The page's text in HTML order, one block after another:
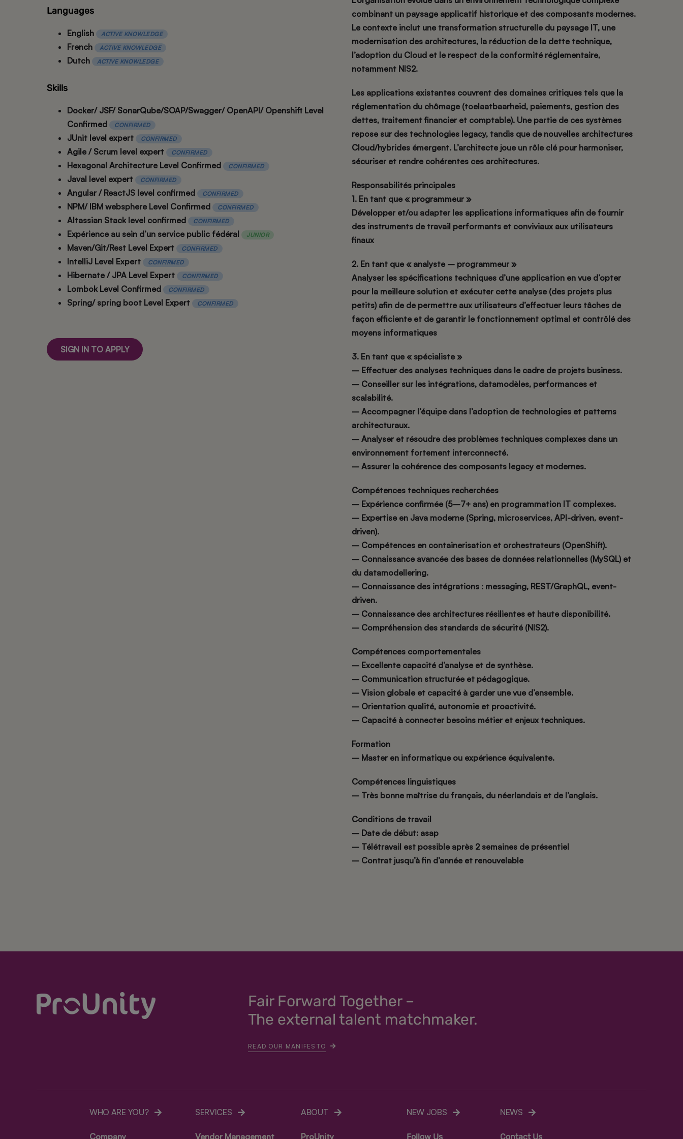
Languages
English ACTIVE KNOWLEDGE
French ACTIVE KNOWLEDGE
Dutch ACTIVE KNOWLEDGE
Skills
Docker/ JSF/ SonarQube/SOAP/Swagger/ OpenAPI/ Openshift Level
Confirmed
CONFIRMED
JUnit level expert CONFIRMED
Agile / Scrum level expert CONFIRMED
Hexagonal Architecture Level Confirmed CONFIRMED
Javal level expert CONFIRMED
Angular / ReactJS level confirmed CONFIRMED
NPM/ IBM websphere Level Confirmed CONFIRMED
Altassian Stack level confirmed CONFIRMED
Expérience au sein d’un service public fédéral JUNIOR
Maven/Git/Rest Level Expert CONFIRMED
IntelliJ Level Expert CONFIRMED
Hibernate / JPA Level Expert CONFIRMED
Lombok Level Confirmed CONFIRMED
Spring/ spring boot Level Expert CONFIRMED
SIGN IN TO APPLY
combinant un paysage applicatif historique et des composants modernes.
Le contexte inclut une transformation structurelle du paysage IT, une
modernisation des architectures, la réduction de la dette technique,
l’adoption du Cloud et le respect de la conformité réglementaire,
notamment NIS2.
Les applications existantes couvrent des domaines critiques tels que la
réglementation du chômage (toelaatbaarheid, paiements, gestion des
dettes, traitement financier et comptable). Une partie de ces systèmes
repose sur des technologies legacy, tandis que de nouvelles architectures
Cloud/hybrides émergent. L’architecte joue un rôle clé pour harmoniser,
sécuriser et rendre cohérentes ces architectures.
Responsabilités principales
1. En tant que « programmeur »
Développer et/ou adapter les applications informatiques afin de fournir
des instruments de travail performants et conviviaux aux utilisateurs
finaux
2. En tant que « analyste – programmeur »
Analyser les spécifications techniques d’une application en vue d’opter
pour la meilleure solution et exécuter cette analyse (des projets plus
petits) afin de de permettre aux utilisateurs d’effectuer leurs tâches de
façon efficiente et de garantir le fonctionnement optimal et contrôlé des
moyens informatiques
3. En tant que « spécialiste »
– Effectuer des analyses techniques dans le cadre de projets business.
– Conseiller sur les intégrations, datamodèles, performances et
scalabilité.
– Accompagner l’équipe dans l’adoption de technologies et patterns
architecturaux.
– Analyser et résoudre des problèmes techniques complexes dans un
environnement fortement interconnecté.
– Assurer la cohérence des composants legacy et modernes.
Compétences techniques recherchées
– Expérience confirmée (5–7+ ans) en programmation IT complexes.
– Expertise en Java moderne (Spring, microservices, API-driven, event-
driven).
– Compétences en containerisation et orchestrateurs (OpenShift).
– Connaissance avancée des bases de données relationnelles (MySQL) et
du datamodellering.
– Connaissance des intégrations : messaging, REST/GraphQL, event-
driven.
– Connaissance des architectures résilientes et haute disponibilité.
– Compréhension des standards de sécurité (NIS2).
Compétences comportementales
– Excellente capacité d’analyse et de synthèse.
– Communication structurée et pédagogique.
– Vision globale et capacité à garder une vue d’ensemble.
– Orientation qualité, autonomie et proactivité.
– Capacité à connecter besoins métier et enjeux techniques.
Formation
– Master en informatique ou expérience équivalente.
Compétences linguistiques
– Très bonne maîtrise du français, du néerlandais et de l’anglais.
Conditions de travail
– Date de début: asap
– Télétravail est possible après 2 semaines de présentiel
– Contrat jusqu’à fin d’année et renouvelable
Fair Forward Together –
The external talent matchmaker.
READ OUR MANIFESTO
WHO ARE YOU?
Company
SERVICES
Vendor Management
ABOUT
ProUnity
NEW JOBS
Follow Us
NEWS
Contact Us